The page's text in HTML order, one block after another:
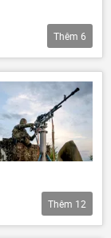
Thêm 6
Thêm 12